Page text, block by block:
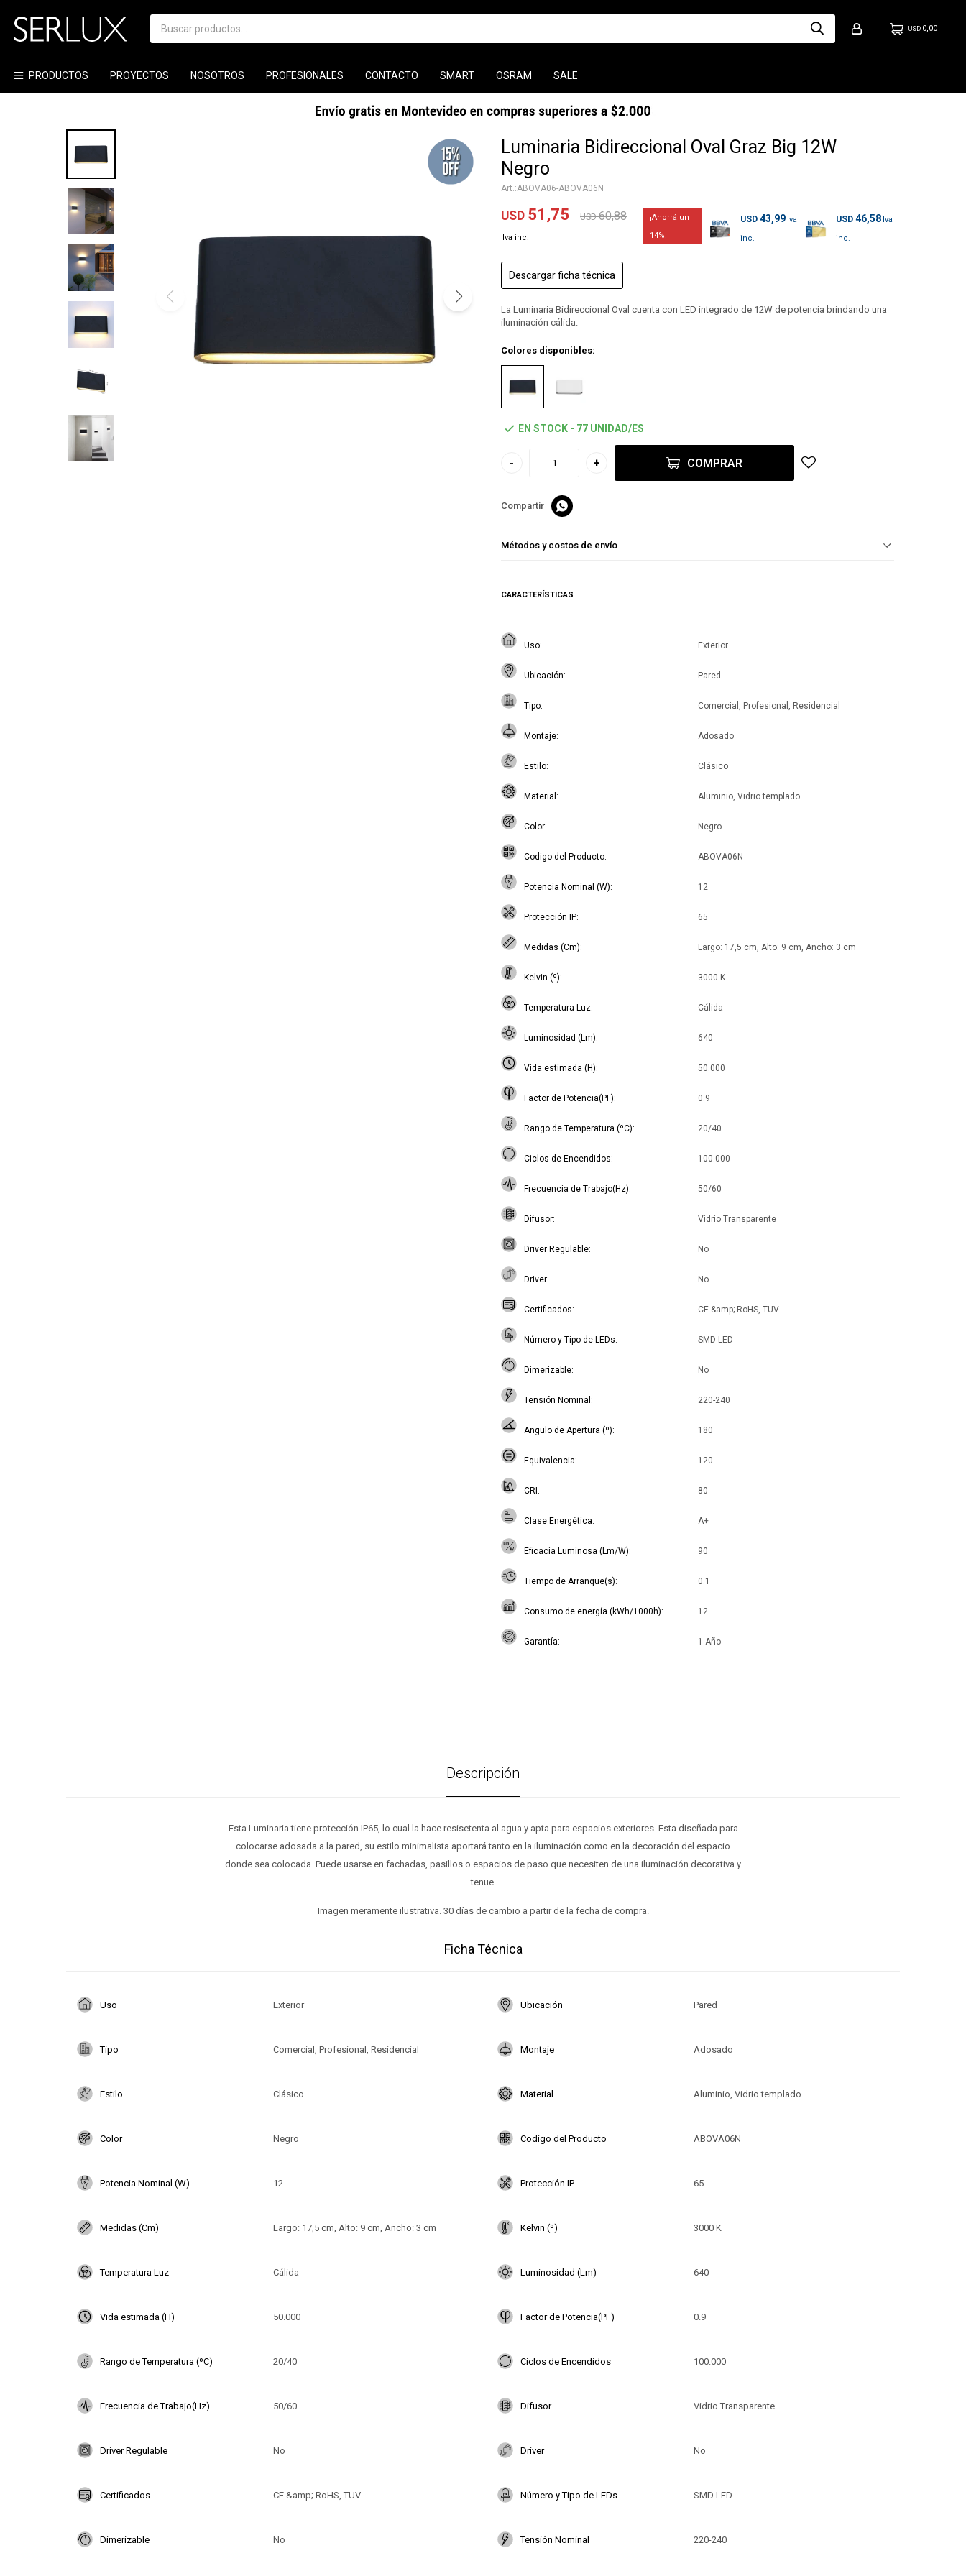
PRODUCTOS PROYECTOS NOSOTROS PROFESIONALES CONTACTO SMART OSRAM SALE
USD 0,00
Luminaria Bidireccional Oval Graz Big 12W
Negro
ABOVA06-ABOVA06N
USD 51,75 USD 60,88
14
USD 43,99 USD 46,58
Descargar ficha técnica
La Luminaria Bidireccional Oval cuenta con LED integrado de 12W de potencia brindando una
iluminación cálida.
Colores disponibles:
EN STOCK - 77 UNIDAD/ES
- + COMPRAR

Métodos y costos de envío
CARACTERÍSTICAS
Uso Exterior
Ubicación Pared
Tipo Comercial, Profesional, Residencial
Montaje Adosado
Estilo Clásico
Material Aluminio, Vidrio templado
Color Negro
Codigo del Producto ABOVA06N
Potencia Nominal (W) 12
Protección IP 65
Medidas (Cm) Largo: 17,5 cm, Alto: 9 cm, Ancho: 3 cm
Kelvin (º) 3000 K
Temperatura Luz Cálida
Luminosidad (Lm) 640
Vida estimada (H) 50.000
Factor de Potencia(PF) 0.9
Rango de Temperatura (ºC) 20/40
Ciclos de Encendidos 100.000
Frecuencia de Trabajo(Hz) 50/60
Difusor Vidrio Transparente
Driver Regulable No
Driver No
Certificados CE &amp; RoHS, TUV
Número y Tipo de LEDs SMD LED
Dimerizable No
Tensión Nominal 220-240
Angulo de Apertura (º) 180
Equivalencia 120
CRI 80
Clase Energética A+
Eficacia Luminosa (Lm/W) 90
Tiempo de Arranque(s) 0.1
Consumo de energía (kWh/1000h) 12
Garantía 1 Año
Descripción
Esta Luminaria tiene protección IP65, lo cual la hace resisetenta al agua y apta para espacios exteriores. Esta diseñada para
colocarse adosada a la pared, su estilo minimalista aportará tanto en la iluminación como en la decoración del espacio
donde sea colocada. Puede usarse en fachadas, pasillos o espacios de paso que necesiten de una iluminación decorativa y
tenue.
Imagen meramente ilustrativa. 30 días de cambio a partir de la fecha de compra.
Ficha Técnica
Uso Exterior Ubicación Pared
Tipo Comercial, Profesional, Residencial Montaje Adosado
Estilo Clásico Material Aluminio, Vidrio templado
Color Negro Codigo del Producto ABOVA06N
Potencia Nominal (W) 12 Protección IP 65
Medidas (Cm) Largo: 17,5 cm, Alto: 9 cm, Ancho: 3 cm Kelvin (º) 3000 K
Temperatura Luz Cálida Luminosidad (Lm) 640
Vida estimada (H) 50.000 Factor de Potencia(PF) 0.9
Rango de Temperatura (ºC) 20/40 Ciclos de Encendidos 100.000
Frecuencia de Trabajo(Hz) 50/60 Difusor Vidrio Transparente
Driver Regulable No Driver No
Certificados CE &amp; RoHS, TUV Número y Tipo de LEDs SMD LED
Dimerizable No Tensión Nominal 220-240